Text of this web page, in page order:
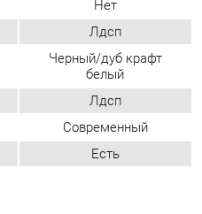
Современный
Есть
своим мнением.
ОТЗЫВ